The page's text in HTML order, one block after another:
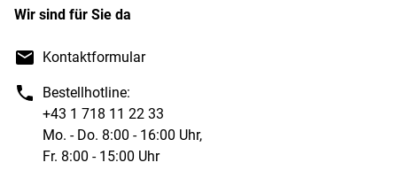
Wir sind für Sie da
Kontaktformular
Bestellhotline:
+43 1 718 11 22 33
Mo. - Do. 8:00 - 16:00 Uhr,
Fr. 8:00 - 15:00 Uhr